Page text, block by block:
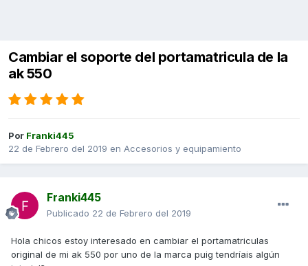
Cambiar el soporte del portamatricula de la
ak 550
Por Franki445
22 de Febrero del 2019 en Accesorios y equipamiento
Franki445
Publicado 22 de Febrero del 2019
Hola chicos estoy interesado en cambiar el portamatriculas
original de mi ak 550 por uno de la marca puig tendríais algún